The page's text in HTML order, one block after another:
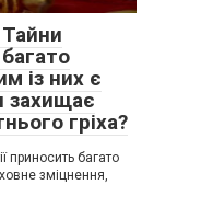
із них є
захищає
гріха?
приносить багато
зміцнення,